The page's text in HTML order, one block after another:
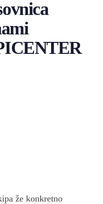
že konkretno